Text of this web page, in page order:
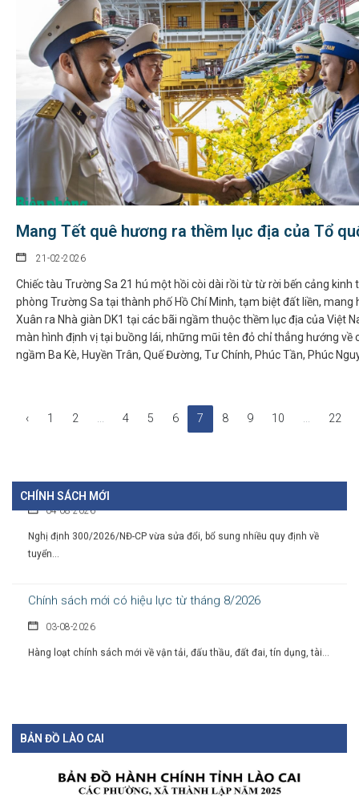
Mang Tết quê hương ra thềm lục địa của Tổ
21-02-2026
Chiếc tàu Trường Sa 21 hú một hồi còi dài rồi từ từ rời bến cảng kinh
phòng Trường Sa tại thành phố Hồ Chí Minh, tạm biệt đất liền, mang
Xuân ra Nhà giàn DK1 tại các bãi ngầm thuộc thềm lục địa của Việt
màn hình định vị tại buồng lái, những mũi tên đỏ chỉ thẳng hướng về
ngầm Ba Kè, Huyền Trân, Quế Đường, Tư Chính, Phúc Tần, Phúc
‹ 1 2 ... 4 5 6 7 8 9 10 ... 22
CHÍNH SÁCH MỚI
Chỉ thị của Thủ tướng Chính phủ về các nhiệm vụ trọng tâm
năm học 2026 - 2027
Thủ tướng Chính phủ vừa ban hành Chỉ thị số 31/CT-TTg ngày 5/8/2026
về thực...
Chính sách cho người có uy tín trong vùng đồng bào dân
tộc thiểu số
05-08-2026
04-08-2026
03-08-2026
Hàng loạt chính sách mới về vận tải, đấu thầu, đất đai, tín dụng, tài...
BẢN ĐỒ LÀO CAI